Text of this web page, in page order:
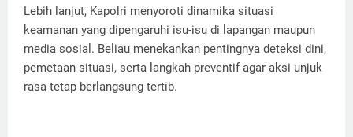
Lebih lanjut, Kapolri menyoroti dinamika situasi
keamanan yang dipengaruhi isu-isu di lapangan maupun
media sosial. Beliau menekankan pentingnya deteksi dini,
pemetaan situasi, serta langkah preventif agar aksi unjuk
rasa tetap berlangsung tertib.